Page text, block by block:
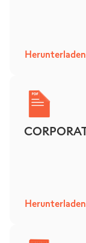
Herunterladen
Herunterladen